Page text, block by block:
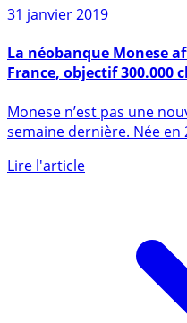
Sur le même sujet
31 janvier 2019
France, objectif 300.000
semaine dernière. Née en